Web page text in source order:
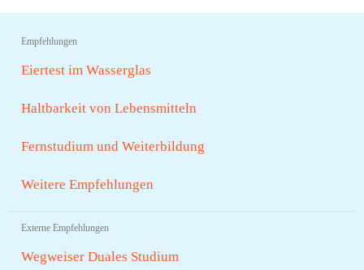
Empfehlungen
Eiertest im Wasserglas
Haltbarkeit von Lebensmitteln
Fernstudium und Weiterbildung
Weitere Empfehlungen
Externe Empfehlungen
Wegweiser Duales Studium